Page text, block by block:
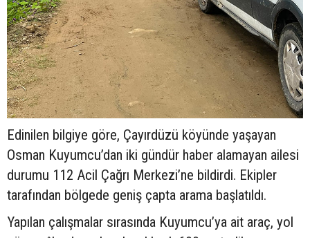
Edinilen bilgiye göre, Çayırdüzü köyünde yaşayan
Osman Kuyumcu’dan iki gündür haber alamayan ailesi
durumu 112 Acil Çağrı Merkezi’ne bildirdi. Ekipler
tarafından bölgede geniş çapta arama başlatıldı.
Yapılan çalışmalar sırasında Kuyumcu’ya ait araç, yol